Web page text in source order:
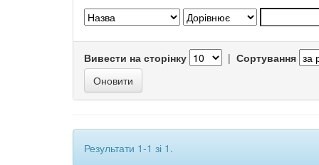
Вивести на сторінку | Сортування
Результати 1-1 зі 1.